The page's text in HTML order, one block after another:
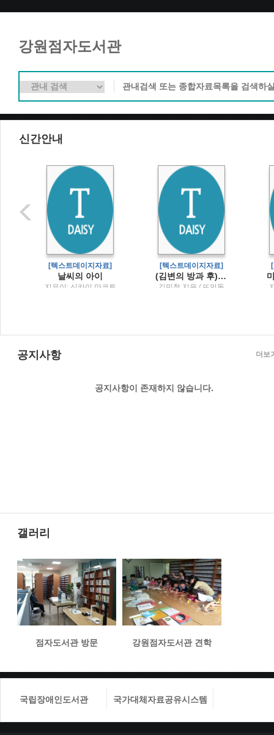
강원점자도서관
신간안내
[텍스트데이지자료]
날씨의 아이
지은이: 신카이 마코토
[텍스트데이지자료]
(김변의 방과 후) 법률사무소 그런 법이 어딨냐고 묻고 싶을 때
김민철 지음 / 뜨인돌
공지사항
공지사항이 존재하지 않습니다.
더보
갤러리
점자도서관 방문 강원점자도서관 견학
국립장애인도서관 국가대체자료공유시스템